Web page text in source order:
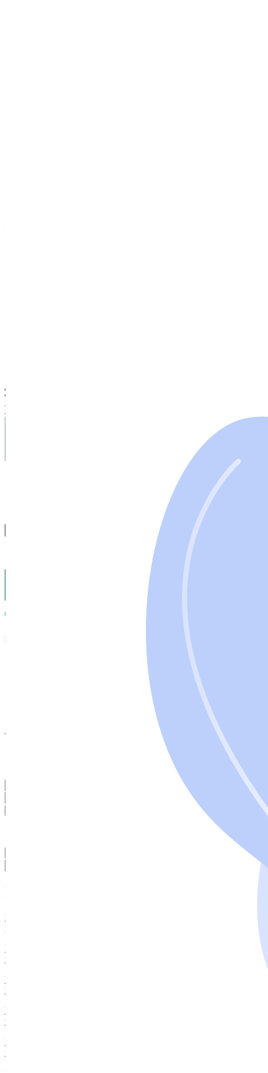
Услуги
Блог
О проекте
Классы МКТУ
Личный кабинет
Оставьте ваш номер, и мы перезвоним в ближайшее рабочее
согласие на их обработку
Полезные материалы
Регистрация товарного знака в Роспатенте: пошаговое
руководство
Преимущества зарегистрированного товарного знака для
владельцев
Изобретение, полезная модель или промобразец: выбираем
выгодный объект патентования
Как запатентовать сайт и какую пользу это может принести
вашему бизнесу
Незаконное использование товарного знака без согласия
правообладателя